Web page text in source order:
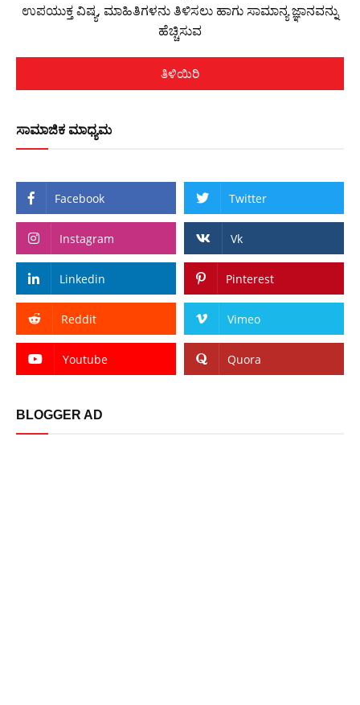
ಉಪಯುಕ್ತ ವಿಷ್ಯ, ಮಾಹಿತಿಗಳನು ತಿಳಿಸಲು ಹಾಗು ಸಾಮಾನ್ಯ ಜ್ಞಾನವನ್ನು
ಹೆಚ್ಚಿಸುವ
ತಿಳಿಯಿರಿ
ಸಾಮಾಜಿಕ ಮಾಧ್ಯಮ
Facebook Twitter
Instagram Vk
Linkedin Pinterest
Reddit Vimeo
Youtube Quora
BLOGGER AD